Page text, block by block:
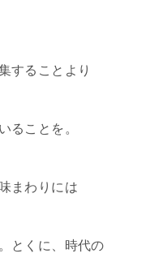
することより
ることを。
まわりには
とくに、時代の